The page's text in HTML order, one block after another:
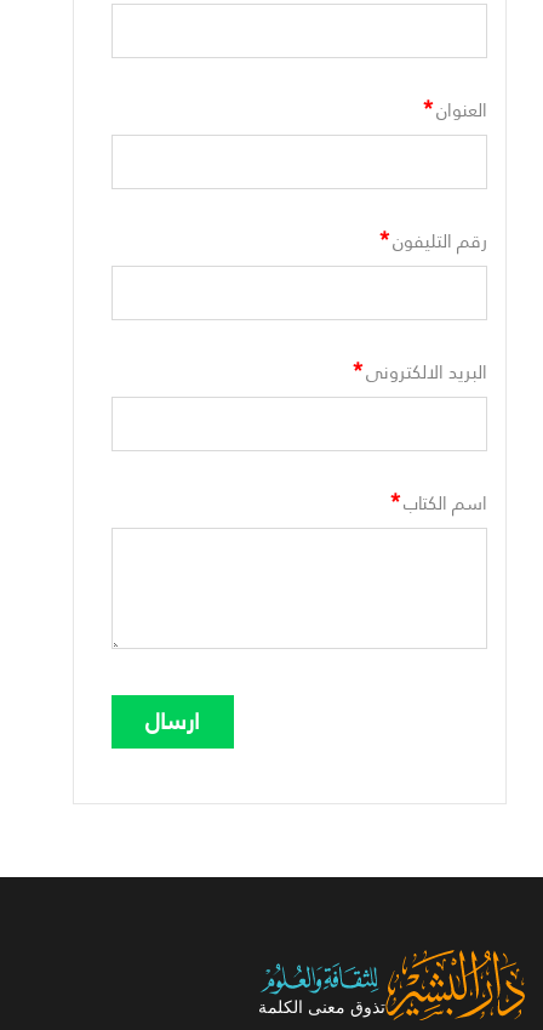
العنوان*
رقم التليفون*
البريد الالكترونى*
اسم الكتاب*